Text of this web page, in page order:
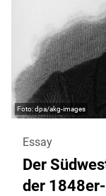
dpa/akg-images
Essay
Der
der